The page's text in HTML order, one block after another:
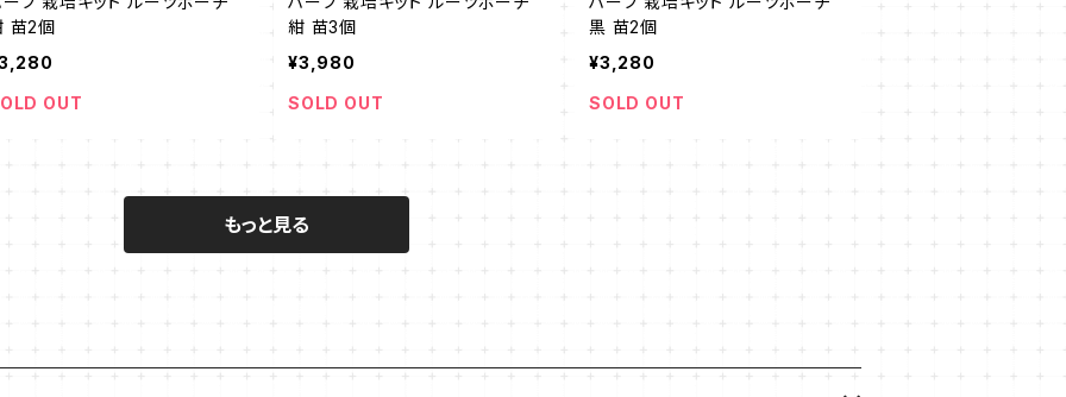
苗2個
OUT
紺 苗3個
¥3,980
SOLD OUT
黒 苗2個
¥3,280
SOLD OUT
もっと見る